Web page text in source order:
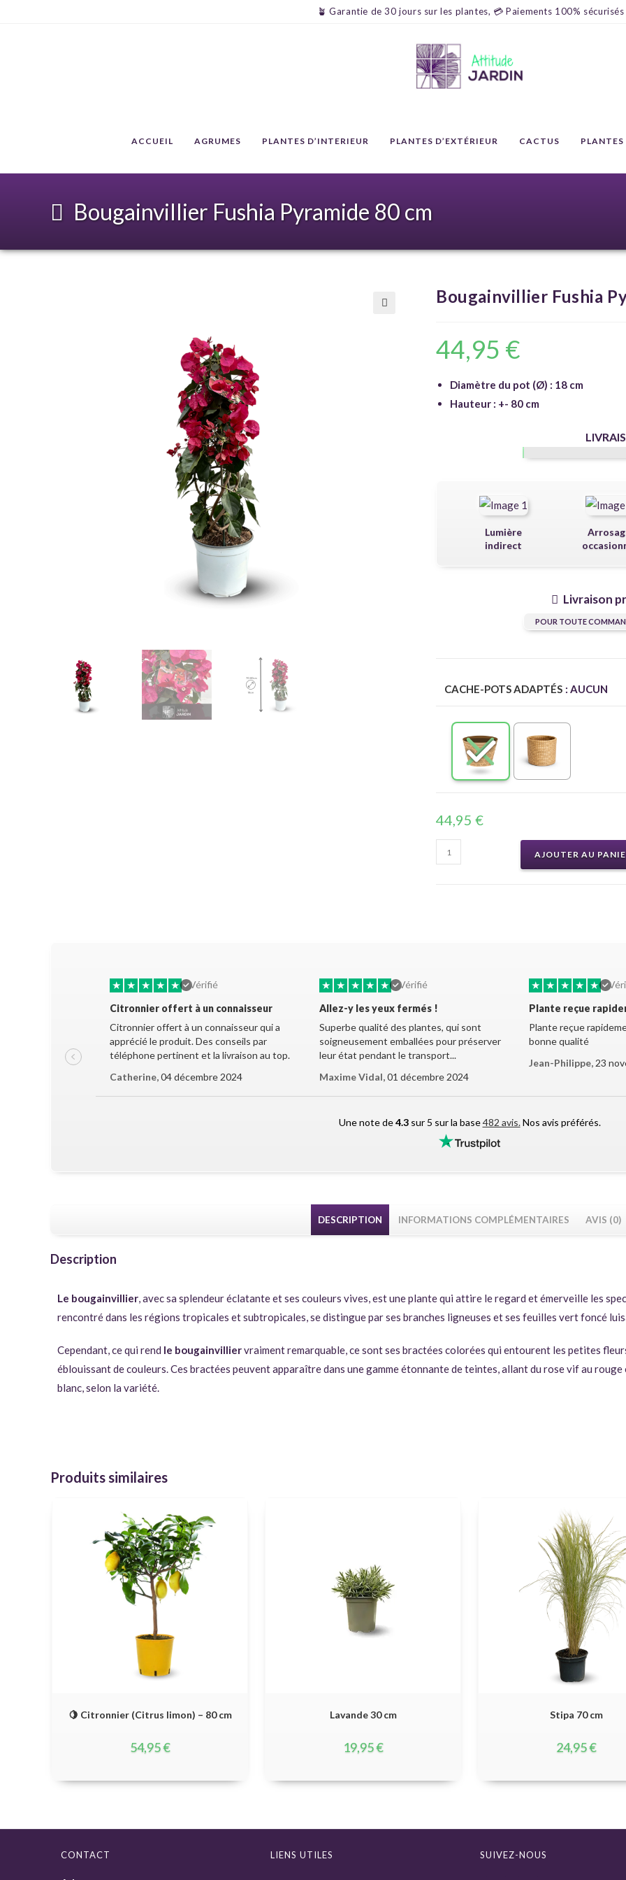
🪴 Garantie de 30 jours sur les plantes, 💳 Paiements 100% sécurisés
ACCUEIL AGRUMES PLANTES D’INTERIEUR PLANTES D’EXTÉRIEUR CACTUS PLANTES
Bougainvillier Fushia Pyramide 80 cm
Bougainvillier Fushia
44,95 €
Diamètre du pot (Ø) : 18 cm
Hauteur : +- 80 cm
Lumière
indirect
Livraison
POUR TOUTE
CACHE-POTS ADAPTÉS : AUCUN
44,95 €
AJOUTER AU
★ ★ ★ ★ ★
Vérifié
Citronnier offert à un connaisseur
Citronnier offert à un connaisseur qui a
apprécié le produit. Des conseils par
téléphone pertinent et la livraison au top.
Catherine,04 décembre 2024
★ ★ ★ ★ ★
Vérifié
Allez-y les yeux fermés !
Superbe qualité des plantes, qui sont
soigneusement emballées pour préserver
leur état pendant le transport...
Maxime Vidal,01 décembre 2024
★ ★ ★ ★ ★
Plante reçue
Plante reçue
bonne qualité
Jean-Philippe, 23
Une note de4.3sur 5 sur la base482 avis.Nos avis préférés.
DESCRIPTION INFORMATIONS COMPLÉMENTAIRES AVIS (0)
Description
Le bougainvillier, avec sa splendeur éclatante et ses couleurs vives, est une plante qui attire le regard et émerveille les
rencontré dans les régions tropicales et subtropicales, se distingue par ses branches ligneuses et ses feuilles vert foncé
Cependant, ce qui rend le bougainvilliervraiment remarquable, ce sont ses bractées colorées qui entourent les petites
éblouissant de couleurs. Ces bractées peuvent apparaître dans une gamme étonnante de teintes, allant du rose vif au
blanc, selon la variété.
Produits similaires
🍋 Citronnier (Citrus limon) – 80 cm
54,95€
Lavande 30 cm
19,95€
Stipa 70 cm
24,95€
CONTACT LIENS UTILES SUIVEZ-NOUS